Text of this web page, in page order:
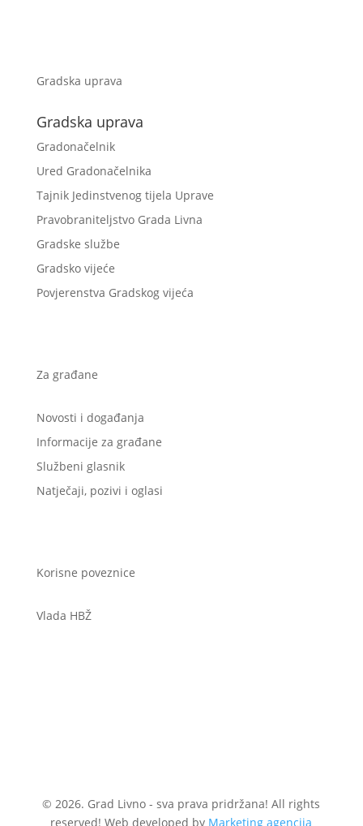
Gradska uprava
Gradska uprava
Gradonačelnik
Ured Gradonačelnika
Tajnik Jedinstvenog tijela Uprave
Pravobraniteljstvo Grada Livna
Gradske službe
Gradsko vijeće
Povjerenstva Gradskog vijeća
Za građane
Novosti i događanja
Informacije za građane
Službeni glasnik
Natječaji, pozivi i oglasi
Korisne poveznice
Vlada HBŽ
© 2026. Grad Livno - sva prava pridržana! All rights
reserved! Web developed by Marketing agencija